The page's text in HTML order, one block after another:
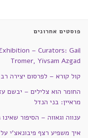
פוסטים אחרונים
– Curators: Gail
Tromer, Yivsam Azgad
קול קורא – לפרסום יצירה
מראיין: בני הנדל
ענווה וגאווה – הסיפור
איך משפיע רצף פיבונאצ'י